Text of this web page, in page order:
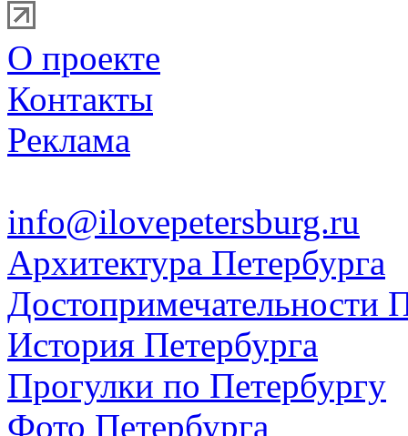
О проекте
Контакты
Реклама
info@ilovepetersburg.ru
Архитектура Петербурга
Достопримечательности
История Петербурга
Прогулки по Петербургу
Фото Петербурга